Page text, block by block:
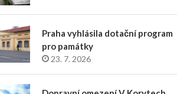
Praha vyhlásila dotační program
pro památky
23. 7. 2026